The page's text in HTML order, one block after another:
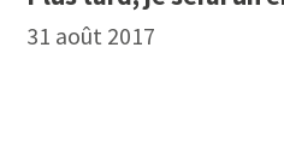
31 août 2017